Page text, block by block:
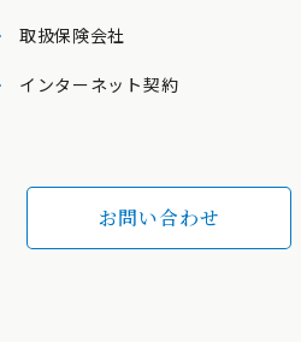
取扱保険会社
インターネット契約
お問い合わせ